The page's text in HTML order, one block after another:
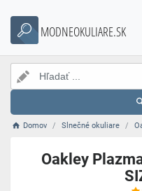
MODNEOKULIARE.SK
Domov Slnečné okuliare
Oakley